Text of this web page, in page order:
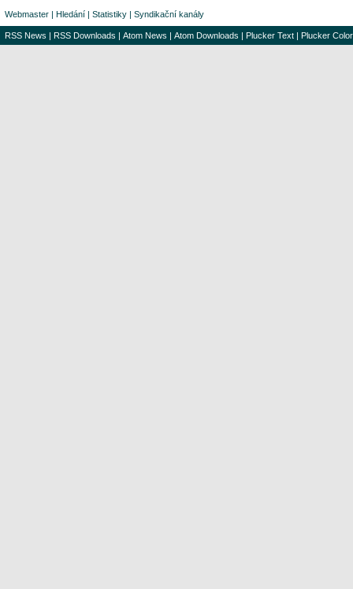
Webmaster | Hledání | Statistiky | Syndikační kanály
RSS News | RSS Downloads | Atom News | Atom Downloads | Plucker Text | Plucker Color